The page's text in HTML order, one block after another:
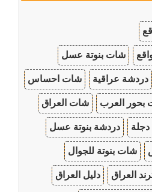
شات بنوتة عسل
دردشة عراقية شات احساس
بحور العرب شات العراق
دردشة بنوتة عسل
شات بنوتة للجوال
العراق دليل العراق